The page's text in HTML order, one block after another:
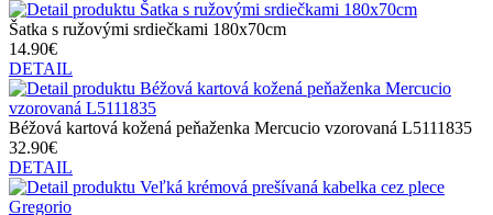
Šatka s ružovými srdiečkami 180x70cm
14.90€
DETAIL
Béžová kartová kožená peňaženka Mercucio vzorovaná L5111835
32.90€
DETAIL